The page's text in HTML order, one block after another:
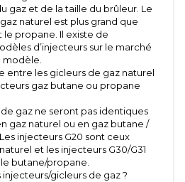
gaz et de la taille du brûleur. Le
naturel est plus grand que
propane. Il existe de
d’injecteurs sur le marché
modèle.
entre les gicleurs de gaz naturel
gaz butane ou propane
gaz ne seront pas identiques
gaz naturel ou en gaz butane /
injecteurs G20 sont ceux
et les injecteurs G30/G31
butane/propane.
gicleurs de gaz ?